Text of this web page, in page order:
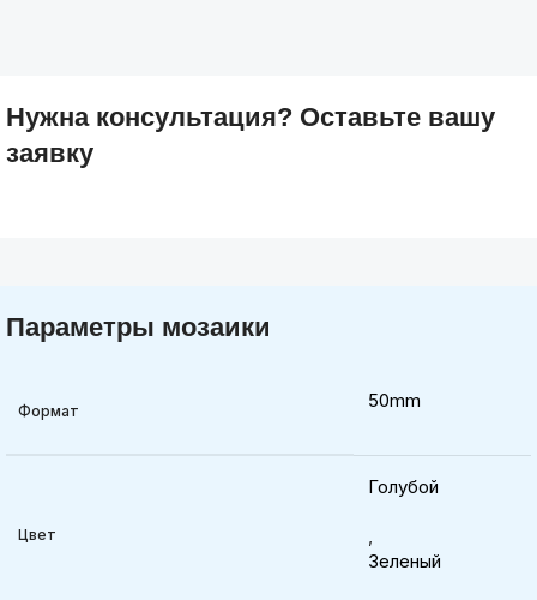
Нужна консультация? Оставьте вашу
заявку
Параметры мозаики
Формат 50mm
Цвет
Голубой
,
Зеленый